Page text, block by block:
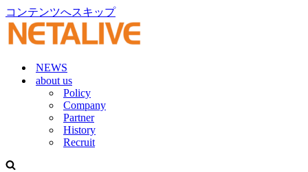
コンテンツへスキップ
NEWS
about us
Policy
Company
Partner
History
Recruit